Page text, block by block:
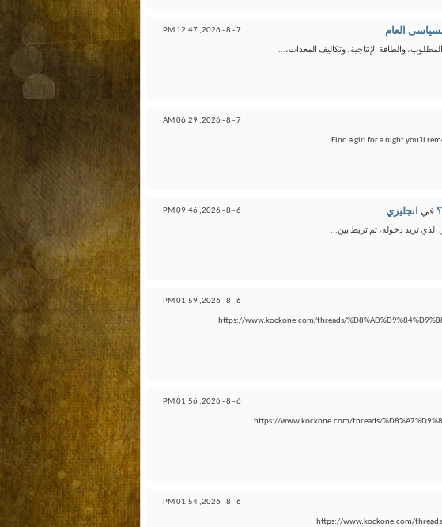
7 - 8 - 2026,
12:47 PM العام
والطاقة الإنتاجية، وتكاليف المعدات،...
7 - 8 - 2026,
06:29 AM
Find a girl for a night you'll
6 - 8 - 2026,
09:46 PM في انجليزي
الذي تريد دخوله، ثم تربط بين...
6 - 8 - 2026,
01:59 PM
https://www.kockone.com/threads/
6 - 8 - 2026,
01:56 PM
https://www.kockone.com/threads/
6 - 8 - 2026,
01:54 PM
https://www.kockone.com/threads/